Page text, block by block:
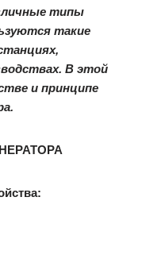
типы
такие
В этой
и принципе